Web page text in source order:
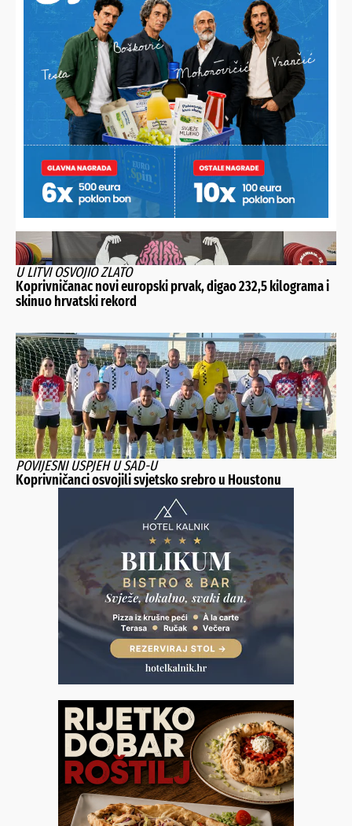
MIKLINOVEC DRASTIČNO POMLADIO MOMČAD
Prioritet je razvoj igrača, a ne pozicija. Prosjek momčadi je
21 godina
U LITVI OSVOJIO ZLATO
Koprivničanac novi europski prvak, digao 232,5 kilograma i
skinuo hrvatski rekord
POVIJESNI USPJEH U SAD-U
Koprivničanci osvojili svjetsko srebro u Houstonu